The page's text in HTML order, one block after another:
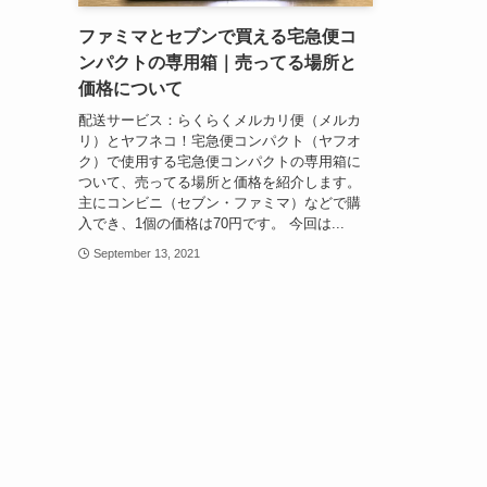
ファミマとセブンで買える宅急便コ
ンパクトの専用箱｜売ってる場所と
価格について
配送サービス：らくらくメルカリ便（メルカ
リ）とヤフネコ！宅急便コンパクト（ヤフオ
ク）で使用する宅急便コンパクトの専用箱に
ついて、売ってる場所と価格を紹介します。
主にコンビニ（セブン・ファミマ）などで購
入でき、1個の価格は70円です。 今回は...
September 13, 2021